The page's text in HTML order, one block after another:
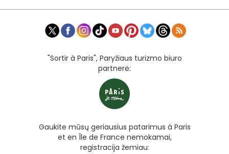
"Sortir à Paris", Paryžiaus turizmo biuro
partnerė:
Gaukite mūsų geriausius patarimus à Paris
et en Île de France nemokamai,
registracija žemiau: